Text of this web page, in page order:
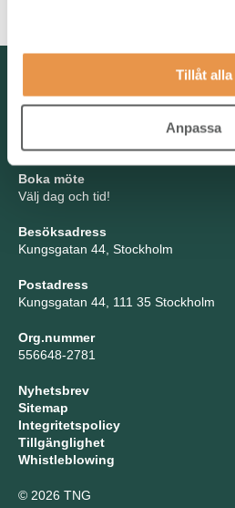
Tillåt alla
Anpassa
TNG Group AB
Boka möte
Välj dag och tid!
Besöksadress
Kungsgatan 44, Stockholm
Postadress
Kungsgatan 44, 111 35 Stockholm
Org.nummer
556648-2781
Nyhetsbrev
Sitemap
Integritetspolicy
Tillgänglighet
Whistleblowing
© 2026 TNG